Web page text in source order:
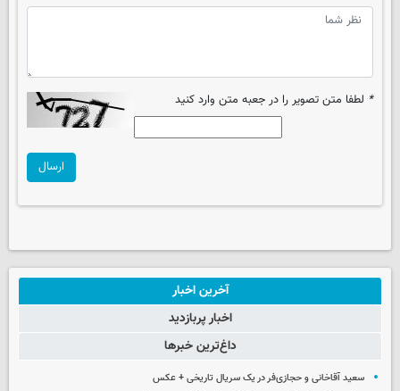
* لطفا متن تصویر را در جعبه متن وارد کنید
ارسال
آخرین اخبار
اخبار پربازدید
داغ‌ترین خبرها
سعید آقاخانی و حجازی‌فر در یک سریال تاریخی + عکس